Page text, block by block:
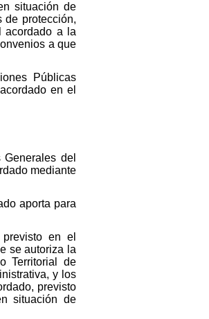
situación de
de protección,
acordado a la
a que
Públicas
en el
del
mediante
aporta para
en el
se autoriza la
Territorial de
y los
previsto
situación de